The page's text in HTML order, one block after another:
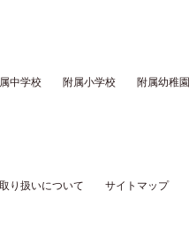
中学校 附属小学校 附属幼稚園
り扱いについて サイトマップ